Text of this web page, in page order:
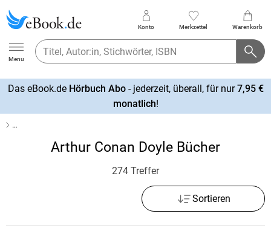
Ebook.de
Menu
Konto Merkzettel Warenkorb
Das eBook.de Hörbuch Abo- jederzeit, überall, für nur7,95 €
monatlich!
…
Arthur Conan Doyle Bücher
274 Treffer
Sortieren